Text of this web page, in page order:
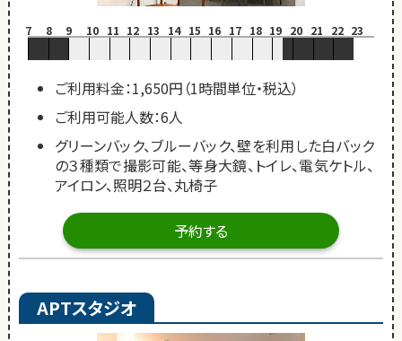
7 8 9 10 11 12 13 14 15 16 17 18 19 20 21 22 23
ご利用料金：1,650円（1時間単位・税込）
ご利用可能人数：6人
グリーンバック、ブルーバック、壁を利用した白バック
の３種類で撮影可能、等身大鏡、トイレ、電気ケトル、
アイロン、照明２台、丸椅子
予約する
APTスタジオ